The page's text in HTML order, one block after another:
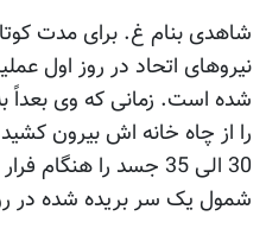
شاهدی بنام غ. برای مدت
نیروهای اتحاد در روز اول
شده است. زمانی که وی بعداً
را از چاه خانه اش بیرون
30 الی 35 جسد را
شمول یک سر بریده شده در